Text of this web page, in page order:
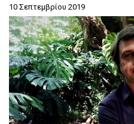
10 Σεπτεμβρίου 2019